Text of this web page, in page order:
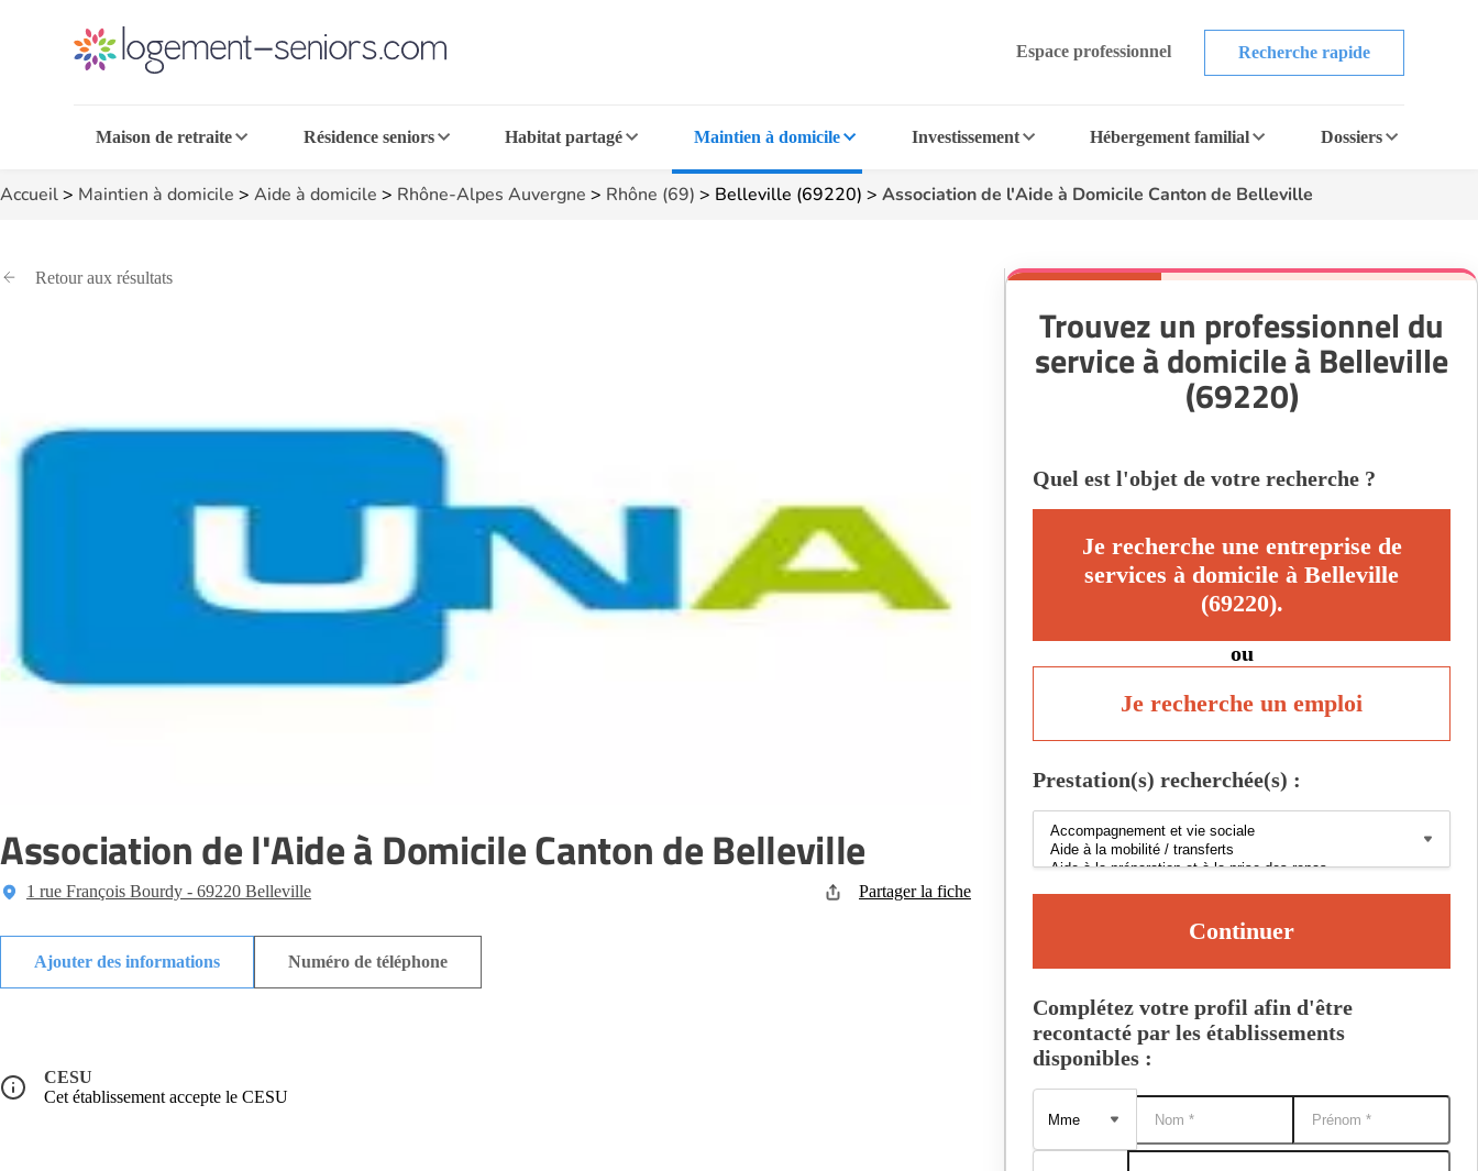
Espace professionnel Recherche rapide
Maison de retraite Résidence seniors Habitat partagé Maintien à domicile Investissement Hébergement familial Dossiers
Accueil> Maintien à domicile > Aide à domicile > Rhône-Alpes Auvergne > Rhône (69) > Belleville (69220) > Association de l'Aide à Domicile Canton de Belleville
Retour aux résultats
Association de l'Aide à Domicile Canton de Belleville
1 rue François Bourdy - 69220 Belleville Partager la fiche
Ajouter des informations Numéro de téléphone
CESU
Cet établissement accepte le CESU
Trouvez un professionnel du
service à domicile à Belleville
(69220)
Quel est l'objet de votre recherche ?
Je recherche une entreprise de
services à domicile à Belleville
(69220).
ou
Je recherche un emploi
Prestation(s) recherchée(s) :
Continuer
Complétez votre profil afin d'être
recontacté par les établissements
disponibles :